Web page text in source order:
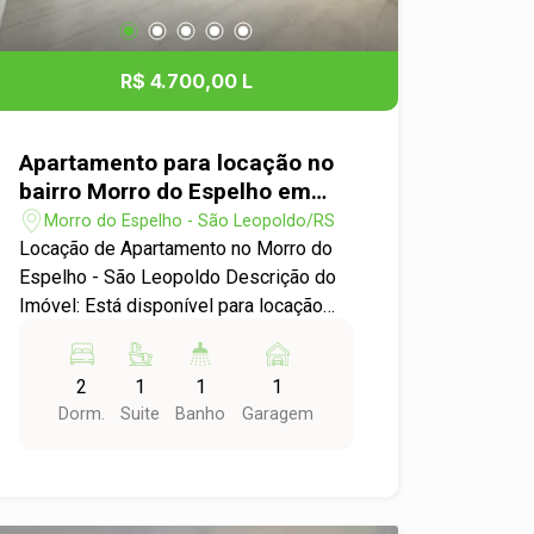
R$ 4.700,00 L
Apartamento para locação no
bairro Morro do Espelho em
São Leopoldo
Morro do Espelho - São Leopoldo/RS
Locação de Apartamento no Morro do
Espelho - São Leopoldo Descrição do
Imóvel: Está disponível para locação
localizado no charmoso bairro Morro do
Espelho, em São Leopoldo. O imóvel
conta com 2 dormitórios, ideal para
2
Dorm.
1
Suite
1
Banho
1
Garagem